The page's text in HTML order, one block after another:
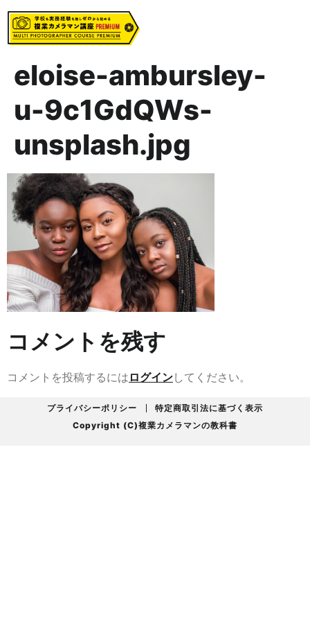
eloise-ambursley-
u-9c1GdQWs-
unsplash.jpg
コメントを残す
コメントを投稿するには ログインしてください。
プライバシーポリシー
特定商取引法に基づく表示
Copyright (C)複業カメラマンの教科書